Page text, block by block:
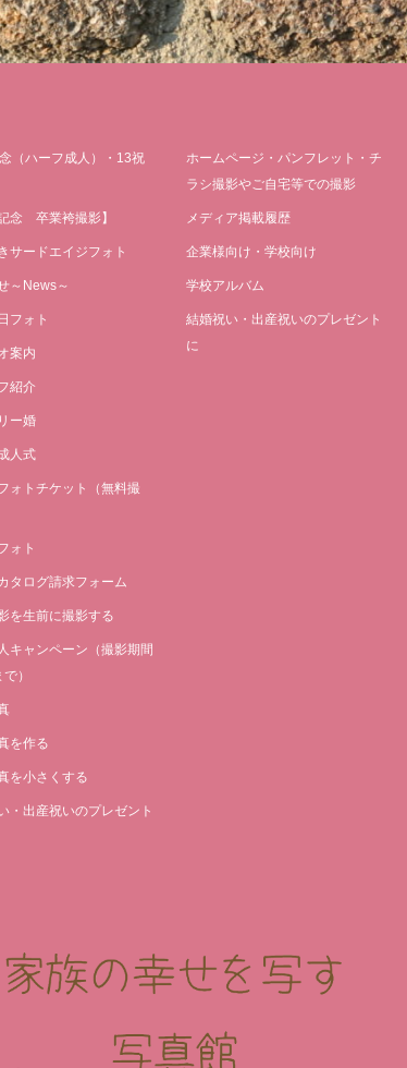
（ハーフ成人）・13祝
念 卒業袴撮影】
サードエイジフォト
～News～
フォト
案内
紹介
ー婚
人式
ォトチケット（無料撮
ォト
タログ請求フォーム
を生前に撮影する
キャンペーン（撮影期間
）
を作る
を小さくする
・出産祝いのプレゼント
ホームページ・パンフレット・チ
ラシ撮影やご自宅等での撮影
メディア掲載履歴
企業様向け・学校向け
学校アルバム
結婚祝い・出産祝いのプレゼント
に